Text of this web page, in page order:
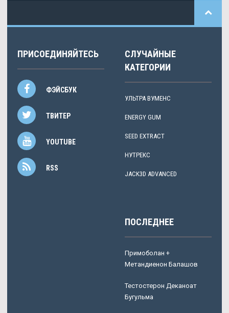
ПРИСОЕДИНЯЙТЕСЬ
ФЭЙСБУК
ТВИТЕР
YOUTUBE
RSS
СЛУЧАЙНЫЕ
КАТЕГОРИИ
УЛЬТРА ВУМЕНС
ENERGY GUM
SEED EXTRACT
НУТРЕКС
JACK3D ADVANCED
ПОСЛЕДНЕЕ
Примоболан +
Метандиенон Балашов
Тестостерон Деканоат
Бугульма